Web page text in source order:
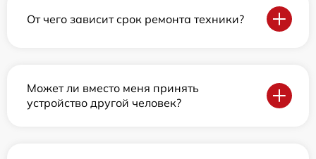
От чего зависит срок ремонта техники?
Может ли вместо меня принять
устройство другой человек?